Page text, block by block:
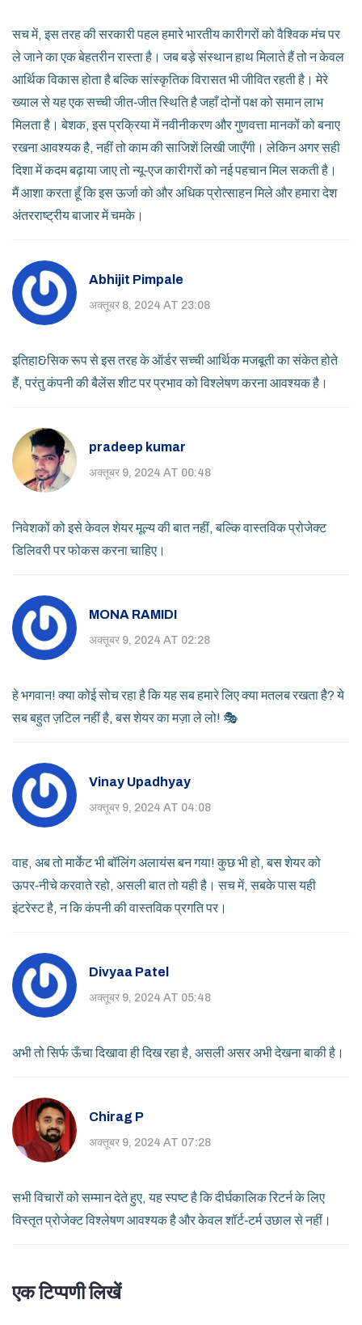
सच में, इस तरह की सरकारी पहल हमारे भारतीय कारीगरों को वैश्विक मंच पर
ले जाने का एक बेहतरीन रास्ता है। जब बड़े संस्थान हाथ मिलाते हैं तो न केवल
आर्थिक विकास होता है बल्कि सांस्कृतिक विरासत भी जीवित रहती है। मेरे
ख्याल से यह एक सच्ची जीत‑जीत स्थिति है जहाँ दोनों पक्ष को समान लाभ
मिलता है। बेशक, इस प्रक्रिया में नवीनीकरण और गुणवत्ता मानकों को बनाए
रखना आवश्यक है, नहीं तो काम की साजिशें लिखी जाएँगी। लेकिन अगर सही
दिशा में कदम बढ़ाया जाए तो न्यू‑एज कारीगरों को नई पहचान मिल सकती है।
मैं आशा करता हूँ कि इस ऊर्जा को और अधिक प्रोत्साहन मिले और हमारा देश
अंतरराष्ट्रीय बाजार में चमके।
Abhijit Pimpale
अक्तूबर 8, 2024 AT 23:08
इतिहा&सिक रूप से इस तरह के ऑर्डर सच्ची आर्थिक मजबूती का संकेत होते
हैं, परंतु कंपनी की बैलेंस शीट पर प्रभाव को विश्लेषण करना आवश्यक है।
pradeep kumar
अक्तूबर 9, 2024 AT 00:48
निवेशकों को इसे केवल शेयर मूल्य की बात नहीं, बल्कि वास्तविक प्रोजेक्ट
डिलिवरी पर फोकस करना चाहिए।
MONA RAMIDI
अक्तूबर 9, 2024 AT 02:28
हे भगवान! क्या कोई सोच रहा है कि यह सब हमारे लिए क्या मतलब रखता है? ये
सब बहुत ज़टिल नहीं है, बस शेयर का मज़ा ले लो! 🎭
Vinay Upadhyay
अक्तूबर 9, 2024 AT 04:08
वाह, अब तो मार्केट भी बॉलिंग अलायंस बन गया! कुछ भी हो, बस शेयर को
ऊपर‑नीचे करवाते रहो, असली बात तो यही है। सच में, सबके पास यही
इंटरेस्ट है, न कि कंपनी की वास्तविक प्रगति पर।
Divyaa Patel
अक्तूबर 9, 2024 AT 05:48
अभी तो सिर्फ ऊँचा दिखावा ही दिख रहा है, असली असर अभी देखना बाकी है।
Chirag P
अक्तूबर 9, 2024 AT 07:28
सभी विचारों को सम्मान देते हुए, यह स्पष्ट है कि दीर्घकालिक रिटर्न के लिए
विस्तृत प्रोजेक्ट विश्लेषण आवश्यक है और केवल शॉर्ट‑टर्म उछाल से नहीं।
एक टिप्पणी लिखें